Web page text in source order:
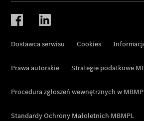
Dostawca serwisu Cookies
Prawa autorskie Strategie podatkowe
Procedura zgłoszeń wewnętrznych w
Standardy Ochrony Małoletnich MBMPL